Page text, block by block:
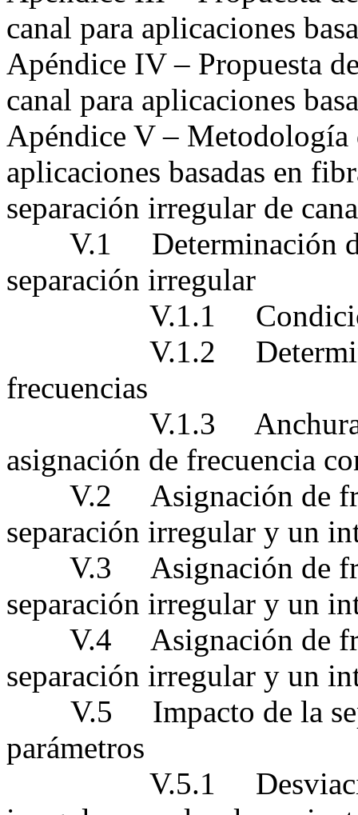
canal para aplicaciones
Apéndice IV – Propuesta
canal para aplicaciones
Apéndice V – Metodología
aplicaciones basadas en
separación irregular de
V.1 Determinación de
separación irregular
V.1.1 Condiciones
V.1.2
frecuencias
V.1.3 Anchura de
asignación de frecuencia
V.2 Asignación de
separación irregular y un
V.3 Asignación de
separación irregular y un
V.4 Asignación de
separación irregular y un
V.5 Impacto de la
parámetros
V.5.1 Desviación de